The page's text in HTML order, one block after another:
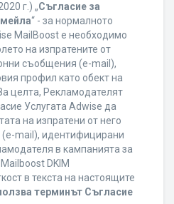
г.) „Съгласие за
“ - за нормалното
MailBoost е необходимо
на изпратените от
съобщения (e-mail),
профил като обект на
целта, Рекламодателят
Услугата Adwise да
на изпратени от него
mail), идентифицирани
в кампанията за
DKIM
в текста на настоящите
терминът Съгласие